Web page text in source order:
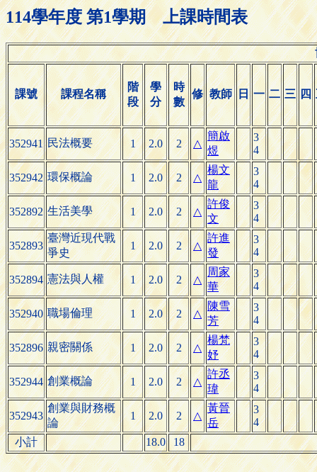
114學年度 第1學期 上課時間表
課號 課程名稱
階
段
學
分
時
數
修 教師 日 一 二 三 四
352941 民法概要 1 2.0 2 △
簡啟
煜
3
4
352942 環保概論 1 2.0 2 △
楊文
龍
3
4
352892 生活美學 1 2.0 2 △
許俊
文
3
4
352893
臺灣近現代戰
爭史
1 2.0 2 △
許進
發
3
4
352894 憲法與人權 1 2.0 2 △
周家
華
3
4
352940 職場倫理 1 2.0 2 △
陳雪
芳
3
4
352896 親密關係 1 2.0 2 △
楊梵
妤
3
4
352944 創業概論 1 2.0 2 △
許丞
瑋
3
4
352943
創業與財務概
論
1 2.0 2 △
黃晉
岳
3
4
小計
18.0 18